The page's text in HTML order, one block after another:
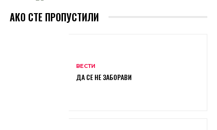
АКО СТЕ ПРОПУСТИЛИ
ВЕСТИ
ДА СЕ НЕ ЗАБОРАВИ